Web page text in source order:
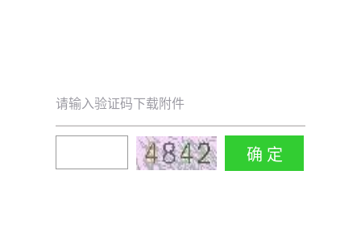
请输入验证码下载附件